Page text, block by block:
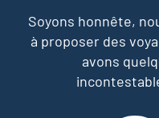
Soyons honnête,
à proposer des
avons